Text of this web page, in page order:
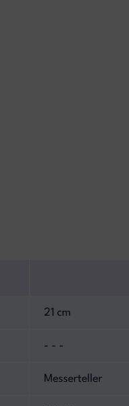
21 cm
- - -
Messerteller